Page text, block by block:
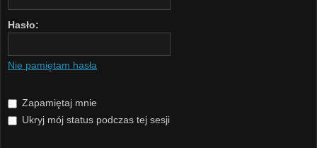
Hasło:
Nie pamiętam hasła
Zapamiętaj mnie
Ukryj mój status podczas tej sesji